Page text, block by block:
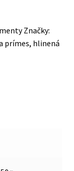
Značky:
prímes, hlinená